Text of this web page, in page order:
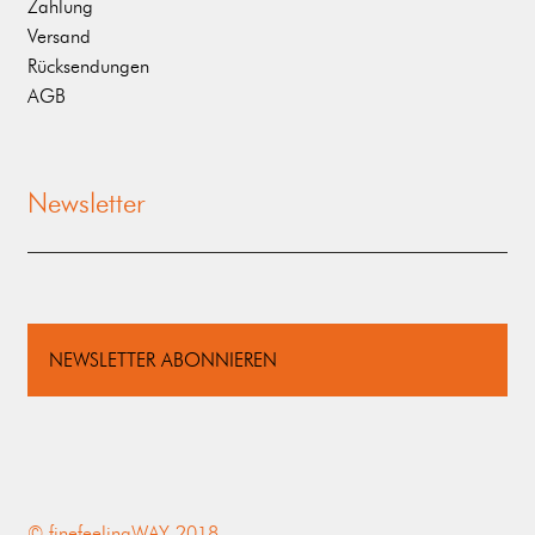
Zahlung
Versand
Rücksendungen
AGB
Newsletter
NEWSLETTER ABONNIEREN